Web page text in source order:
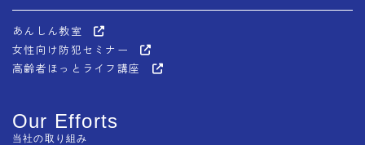
あんしん教室
女性向け防犯セミナー
高齢者ほっとライフ講座
Our Efforts
当社の取り組み